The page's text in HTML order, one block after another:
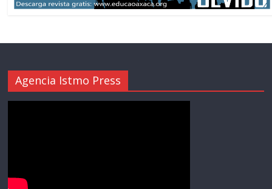
Agencia Istmo Press